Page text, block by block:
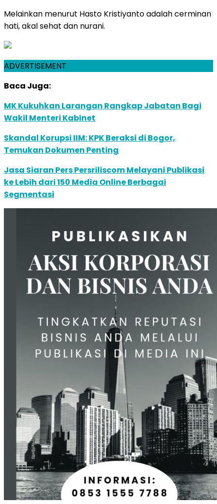
Melainkan menurut Hasto Kristiyanto adalah cerminan
hati, akal sehat dan nurani.
ADVERTISEMENT
Baca Juga:
MK Kukuhkan Larangan Rangkap Jabatan Bagi
Wakil Menteri Kabinet
Skandal Korupsi IIM: KPK Beraksi di Bogor,
Temukan Dokumen Penting
Jasa Siaran Pers Persriliscom Melayani Publikasi
ke Lebih dari 150 Media Online Berbagai
Segmentasi